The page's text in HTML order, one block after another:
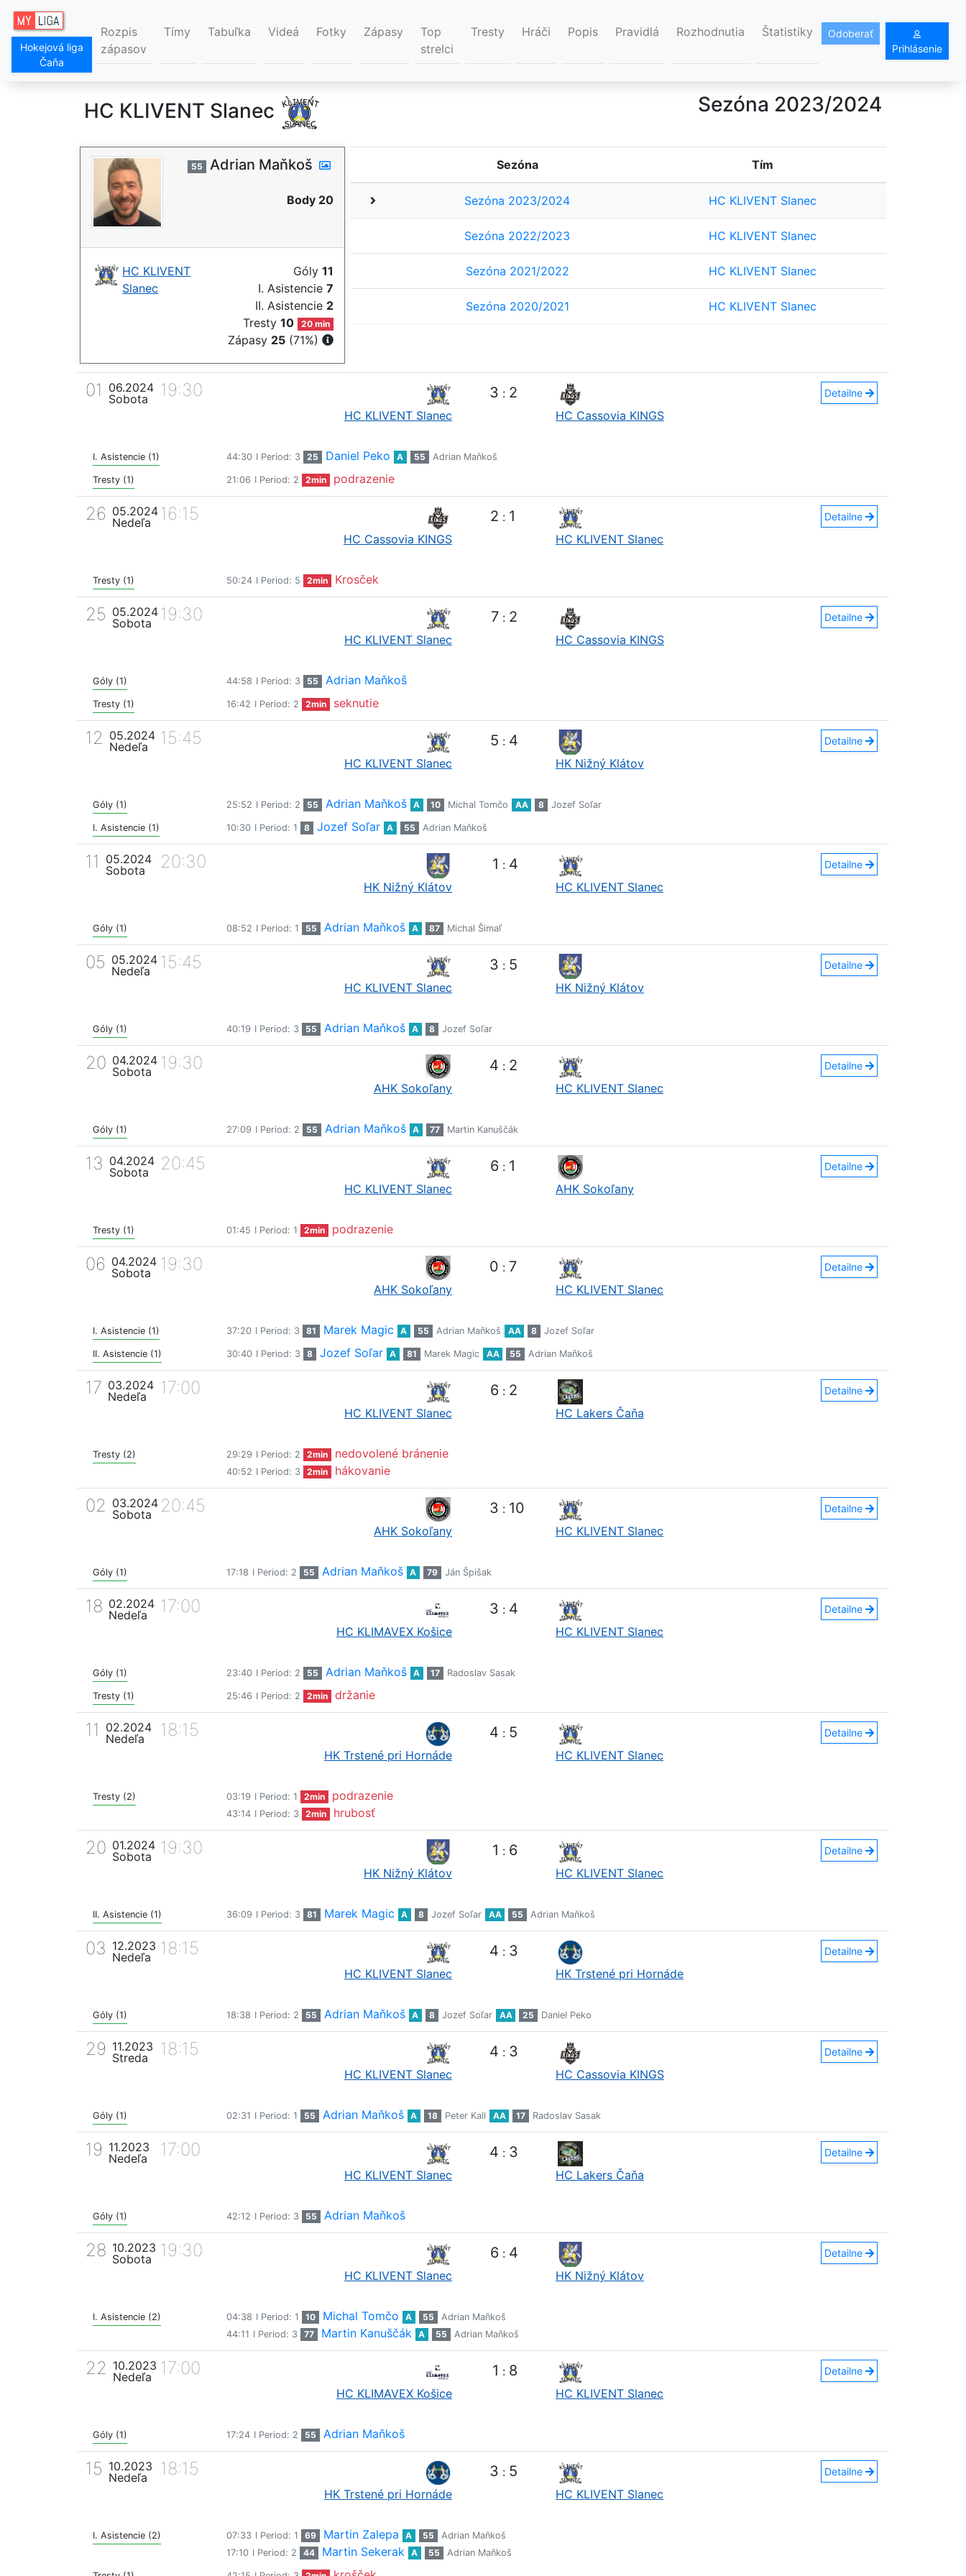
Hokejová liga
Čaňa
Rozpis
zápasov
Tímy Tabuľka Videá Fotky Zápasy
Top
strelci
Tresty Hráči Popis Pravidlá Rozhodnutia Štatistiky
Odoberať
Prihlásenie
HC KLIVENT Slanec Sezóna 2023/2024
55 Adrian Maňkoš
Body 20
HC KLIVENT
Slanec
Góly 11
I. Asistencie 7
II. Asistencie 2
Tresty10 20 min
Zápasy 25 (71%)
Sezóna Tím
Sezóna 2023/2024 HC KLIVENT Slanec
Sezóna 2022/2023 HC KLIVENT Slanec
Sezóna 2021/2022 HC KLIVENT Slanec
Sezóna 2020/2021 HC KLIVENT Slanec
01
06.2024
Sobota
19:30
HC KLIVENT Slanec
3 : 2
HC Cassovia KINGS
Detailne
I. Asistencie (1) 44:30 I Period: 3 25 Daniel Peko A 55 Adrian Maňkoš
Tresty (1) 21:06 I Period: 2 2min podrazenie
26 05.2024
Nedeľa
16:15
HC Cassovia KINGS
2 : 1
HC KLIVENT Slanec
Detailne
Tresty (1) 50:24 I Period: 5 2min Krosček
25 05.2024
Sobota
19:30
HC KLIVENT Slanec
7 : 2
HC Cassovia KINGS
Detailne
Góly (1) 44:58 I Period: 3 55 Adrian Maňkoš
Tresty (1) 16:42 I Period: 2 2min seknutie
12 05.2024
Nedeľa
15:45
HC KLIVENT Slanec
5 : 4
HK Nižný Klátov
Detailne
Góly (1) 25:52 I Period: 2 55 Adrian Maňkoš A 10 Michal Tomčo AA 8 Jozef Soľar
I. Asistencie (1) 10:30 I Period: 1 8 Jozef Soľar A 55 Adrian Maňkoš
11
05.2024
Sobota
20:30
HK Nižný Klátov
1 : 4
HC KLIVENT Slanec
Detailne
Góly (1) 08:52 I Period: 1 55 Adrian Maňkoš A 87 Michal Šimaľ
05 05.2024
Nedeľa
15:45
HC KLIVENT Slanec
3 : 5
HK Nižný Klátov
Detailne
Góly (1) 40:19 I Period: 3 55 Adrian Maňkoš A 8 Jozef Soľar
20 04.2024
Sobota
19:30
AHK Sokoľany
4 : 2
HC KLIVENT Slanec
Detailne
Góly (1) 27:09 I Period: 2 55 Adrian Maňkoš A 77 Martin Kanuščák
13 04.2024
Sobota
20:45
HC KLIVENT Slanec
6 : 1
AHK Sokoľany
Detailne
Tresty (1) 01:45 I Period: 1 2min podrazenie
06 04.2024
Sobota
19:30
AHK Sokoľany
0 : 7
HC KLIVENT Slanec
Detailne
I. Asistencie (1) 37:20 I Period: 3 81 Marek Magic A 55 Adrian Maňkoš AA 8 Jozef Soľar
II. Asistencie (1) 30:40 I Period: 3 8 Jozef Soľar A 81 Marek Magic AA 55 Adrian Maňkoš
17 03.2024
Nedeľa
17:00
HC KLIVENT Slanec
6 : 2
HC Lakers Čaňa
Detailne
Tresty (2) 29:29 I Period: 2 2min nedovolené bránenie
40:52 I Period: 3 2min hákovanie
02 03.2024
Sobota
20:45
AHK Sokoľany
3 : 10
HC KLIVENT Slanec
Detailne
Góly (1) 17:18 I Period: 2 55 Adrian Maňkoš A 79 Ján Špišak
18 02.2024
Nedeľa
17:00
HC KLIMAVEX Košice
3 : 4
HC KLIVENT Slanec
Detailne
Góly (1) 23:40 I Period: 2 55 Adrian Maňkoš A 17 Radoslav Sasak
Tresty (1) 25:46 I Period: 2 2min držanie
11
02.2024
Nedeľa
18:15
HK Trstené pri Hornáde
4 : 5
HC KLIVENT Slanec
Detailne
Tresty (2) 03:19 I Period: 1 2min podrazenie
43:14 I Period: 3 2min hrubosť
20 01.2024
Sobota
19:30
HK Nižný Klátov
1 : 6
HC KLIVENT Slanec
Detailne
II. Asistencie (1) 36:09 I Period: 3 81 Marek Magic A 8 Jozef Soľar AA 55 Adrian Maňkoš
03 12.2023
Nedeľa
18:15
HC KLIVENT Slanec
4 : 3
HK Trstené pri Hornáde
Detailne
Góly (1) 18:38 I Period: 2 55 Adrian Maňkoš A 8 Jozef Soľar AA 25 Daniel Peko
29 11.2023
Streda
18:15
HC KLIVENT Slanec
4 : 3
HC Cassovia KINGS
Detailne
Góly (1) 02:31 I Period: 1 55 Adrian Maňkoš A 18 Peter Kall AA 17 Radoslav Sasak
19 11.2023
Nedeľa
17:00
HC KLIVENT Slanec
4 : 3
HC Lakers Čaňa
Detailne
Góly (1) 42:12 I Period: 3 55 Adrian Maňkoš
28 10.2023
Sobota
19:30
HC KLIVENT Slanec
6 : 4
HK Nižný Klátov
Detailne
I. Asistencie (2) 04:38 I Period: 1 10 Michal Tomčo A 55
Adrian Maňkoš
44:11 I Period: 3 77 Martin Kanuščák A 55 Adrian Maňkoš
22 10.2023
Nedeľa
17:00
HC KLIMAVEX Košice
1 : 8
HC KLIVENT Slanec
Detailne
Góly (1) 17:24 I Period: 2 55 Adrian Maňkoš
15 10.2023
Nedeľa
18:15
HK Trstené pri Hornáde
3 : 5
HC KLIVENT Slanec
Detailne
I. Asistencie (2) 07:33 I Period: 1 69 Martin Zalepa A 55
Adrian Maňkoš
17:10 I Period: 2 44 Martin Sekerak A 55 Adrian Maňkoš